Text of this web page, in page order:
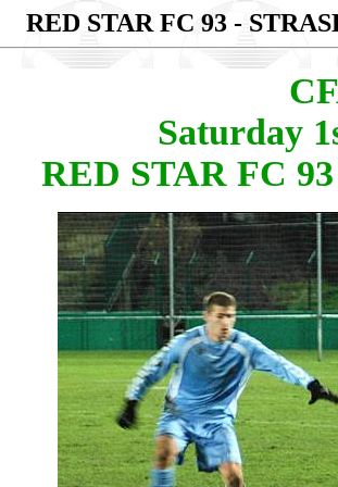
RED STAR FC 93 -
Saturday
RED STAR FC